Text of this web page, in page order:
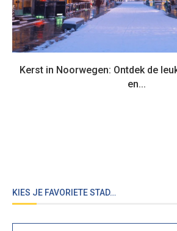
Kerst in Noorwegen: Ontdek de
en...
KIES JE FAVORIETE STAD…